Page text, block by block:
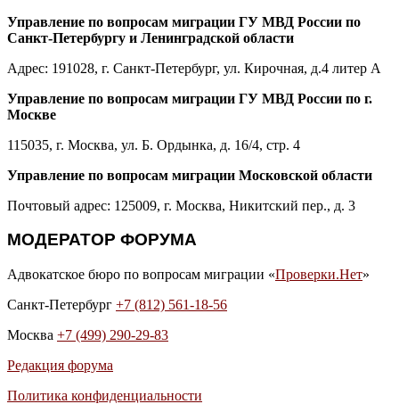
Управление по вопросам миграции ГУ МВД России по
Санкт-Петербургу и Ленинградской области
Адрес: 191028, г. Санкт-Петербург, ул. Кирочная, д.4 литер А
Управление по вопросам миграции ГУ МВД России по г.
Москве
115035, г. Москва, ул. Б. Ордынка, д. 16/4, стр. 4
Управление по вопросам миграции Московской области
Почтовый адрес: 125009, г. Москва, Никитский пер., д. 3
МОДЕРАТОР ФОРУМА
Адвокатское бюро по вопросам миграции «Проверки.Нет»
Санкт-Петербург +7 (812) 561-18-56
Москва +7 (499) 290-29-83
Редакция форума
Политика конфиденциальности